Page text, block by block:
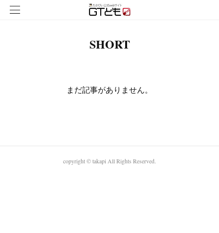
SHORT
まだ記事がありません。
copyright © takapi All Rights Reserved.